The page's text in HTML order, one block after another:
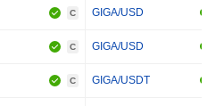
C GIGA/USD
C GIGA/USD
C GIGA/USDT